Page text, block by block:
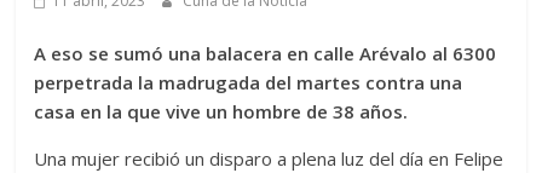
A eso se sumó una balacera en calle Arévalo al 6300
perpetrada la madrugada del martes contra una
casa en la que vive un hombre de 38 años.
Una mujer recibió un disparo a plena luz del día en Felipe